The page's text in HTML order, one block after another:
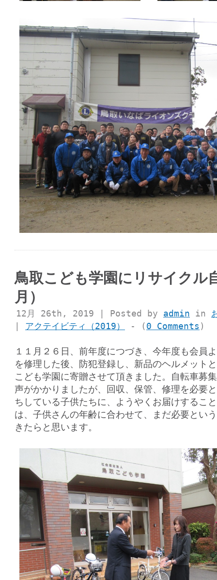
鳥取こども学園にリサイクル
月）
12月 26th, 2019 | Posted by admin in
アクテイビティ（2019） - (0 Comments )
１１月２６日、前年度につづき、今年度も会員
を修理した後、防犯登録し、新品のヘルメット
こども学園に寄贈させて頂きました。自転車募
声がかかりましたが、回収、保管、修理を必要
ちしている子供たちに、ようやくお届けするこ
は、子供さんの年齢に合わせて、まだ必要とい
きたらと思います。